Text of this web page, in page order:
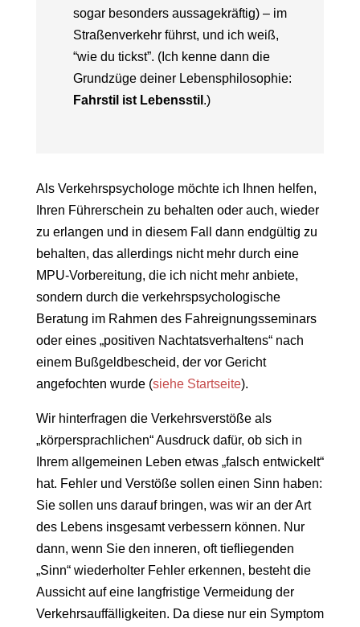
sogar besonders aussagekräftig) – im
Straßenverkehr führst, und ich weiß,
“wie du tickst”. (Ich kenne dann die
Grundzüge deiner Lebensphilosophie:
Fahrstil ist Lebensstil .)
Als Verkehrspsychologe möchte ich Ihnen helfen,
Ihren Führerschein zu behalten oder auch, wieder
zu erlangen und in diesem Fall dann endgültig zu
behalten, das allerdings nicht mehr durch eine
MPU-Vorbereitung, die ich nicht mehr anbiete,
sondern durch die verkehrspsychologische
Beratung im Rahmen des Fahreignungsseminars
oder eines „positiven Nachtatsverhaltens“ nach
einem Bußgeldbescheid, der vor Gericht
angefochten wurde (siehe Startseite).
Wir hinterfragen die Verkehrsverstöße als
„körpersprachlichen“ Ausdruck dafür, ob sich in
Ihrem allgemeinen Leben etwas „falsch entwickelt“
hat. Fehler und Verstöße sollen einen Sinn haben:
Sie sollen uns darauf bringen, was wir an der Art
des Lebens insgesamt verbessern können. Nur
dann, wenn Sie den inneren, oft tiefliegenden
„Sinn“ wiederholter Fehler erkennen, besteht die
Aussicht auf eine langfristige Vermeidung der
Verkehrsauffälligkeiten. Da diese nur ein Symptom